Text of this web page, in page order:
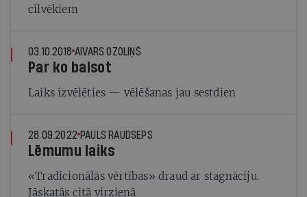
cilvēkiem
03.10.2018 AIVARS OZOLIŅŠ
Par ko balsot
Laiks izvēlēties — vēlēšanas jau sestdien
28.09.2022 PAULS RAUDSEPS
Lēmumu laiks
«Tradicionālās vērtības» draud ar stagnāciju.
Jāskatās citā virzienā